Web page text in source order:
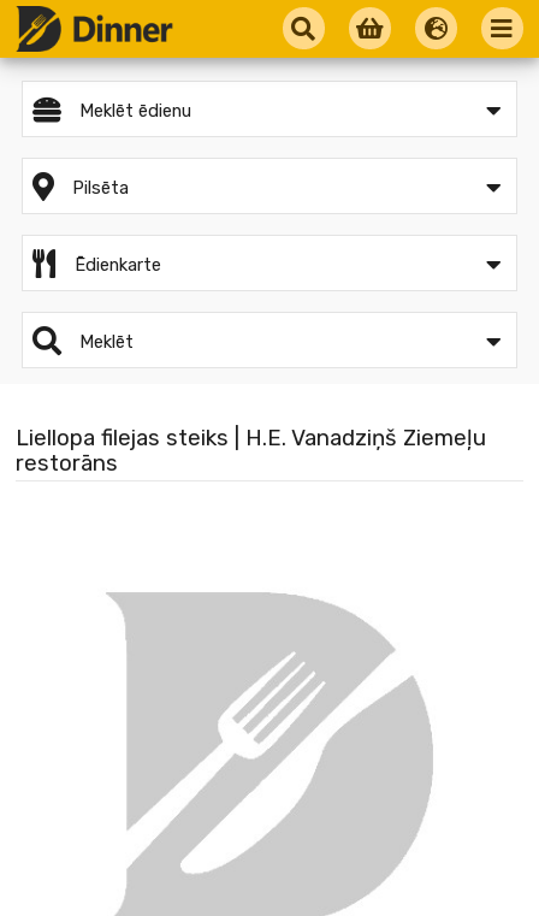
Meklēt ēdienu
Pilsēta
Ēdienkarte
Meklēt
Liellopa filejas steiks | H.E. Vanadziņš Ziemeļu
restorāns